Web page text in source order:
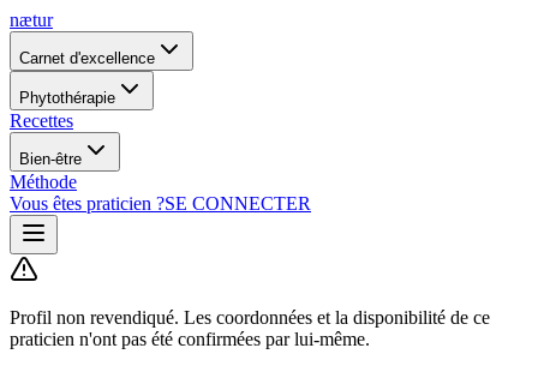
nætur
Carnet d'excellence
Phytothérapie
Recettes
Bien-être
Méthode
Vous êtes praticien ?SE CONNECTER
Profil non revendiqué. Les coordonnées et la disponibilité de ce
praticien n'ont pas été confirmées par lui-même.